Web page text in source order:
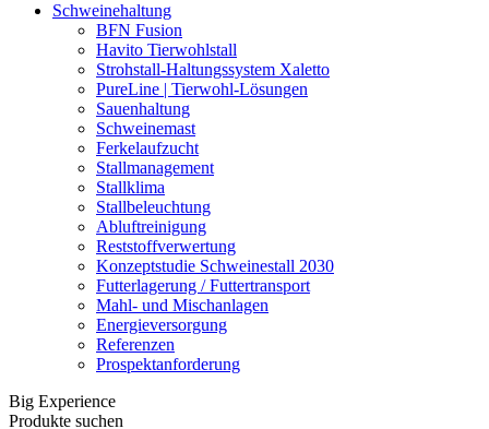
Schweinehaltung
BFN Fusion
Havito Tierwohlstall
Strohstall-Haltungssystem Xaletto
PureLine | Tierwohl-Lösungen
Sauenhaltung
Schweinemast
Ferkelaufzucht
Stallmanagement
Stallklima
Stallbeleuchtung
Abluftreinigung
Reststoffverwertung
Konzeptstudie Schweinestall 2030
Futterlagerung / Futtertransport
Mahl- und Mischanlagen
Energieversorgung
Referenzen
Prospektanforderung
Big Experience
Produkte suchen